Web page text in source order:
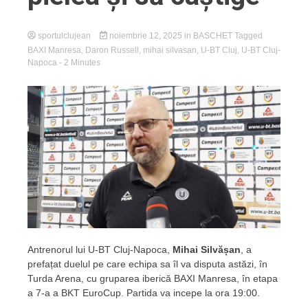
sportulclujean noiembrie 12, 2025 in BASCHET Tagged
BAXI Manresa Daron Russell mihai silvasan U-BT Cluj U-BT Cluj-
Napoca - 2 Minutes
Antrenorul lui U-BT Cluj-Napoca, Mihai Silvășan , a
prefațat duelul pe care echipa sa îl va disputa astăzi, în
Turda Arena, cu gruparea iberică BAXI Manresa, în etapa
a 7-a a BKT EuroCup. Partida va incepe la ora 19:00.